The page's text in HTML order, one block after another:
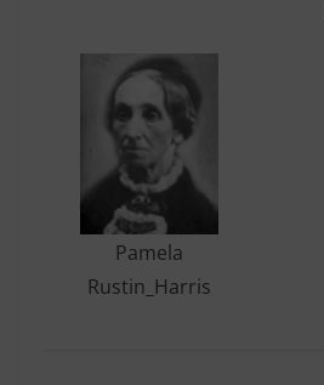
Pamela
Rustin_Harris